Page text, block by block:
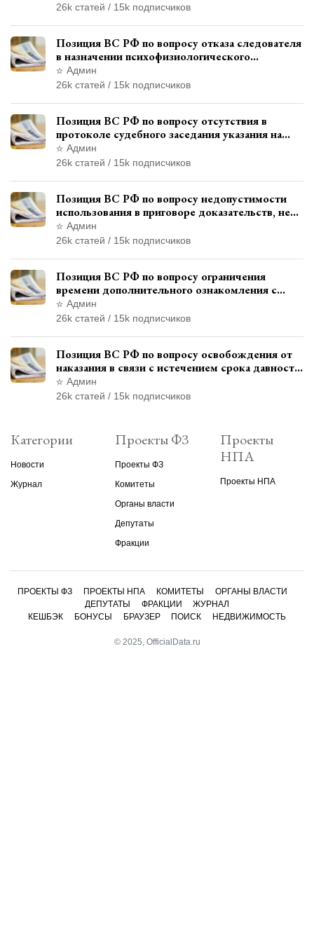
26k статей / 15k подписчиков
Позиция ВС РФ по вопросу отказа следователя
в назначении психофизиологического
исследования показаний обвиняемой с
использованием полиграфа
Админ
26k статей / 15k подписчиков
Позиция ВС РФ по вопросу отсутствия в
протоколе судебного заседания указания на
возможность выступления в прениях сторон
при наличии аудиозаписи
Админ
26k статей / 15k подписчиков
Позиция ВС РФ по вопросу недопустимости
использования в приговоре доказательств, не
исследованных в судебном заседании
Админ
26k статей / 15k подписчиков
Позиция ВС РФ по вопросу ограничения
времени дополнительного ознакомления с
материалами уголовного дела
Админ
26k статей / 15k подписчиков
Позиция ВС РФ по вопросу освобождения от
наказания в связи с истечением срока давности
уголовного преследования
Админ
26k статей / 15k подписчиков
Категории
Новости
Журнал
Проекты ФЗ
Проекты ФЗ
Комитеты
Органы власти
Депутаты
Фракции
Проекты
НПА
Проекты НПА
ПРОЕКТЫ ФЗ ПРОЕКТЫ НПА КОМИТЕТЫ
ОРГАНЫ ВЛАСТИ
ДЕПУТАТЫ
ФРАКЦИИ
ЖУРНАЛ
КЕШБЭК
БОНУСЫ БРАУЗЕР ПОИСК НЕДВИЖИМОСТЬ
© 2025, OfficialData.ru